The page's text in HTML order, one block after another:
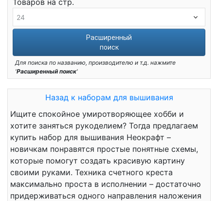
Товаров на стр.
Расширенный
поиск
Для поиска по названию, производителю и т.д. нажмите
'Расширенный поиск'
Назад к наборам для вышивания
Ищите спокойное умиротворяющее хобби и
хотите заняться рукоделием? Тогда предлагаем
купить набор для вышивания Неокрафт –
новичкам понравятся простые понятные схемы,
которые помогут создать красивую картину
своими руками. Техника счетного креста
максимально проста в исполнении – достаточно
придерживаться одного направления наложения